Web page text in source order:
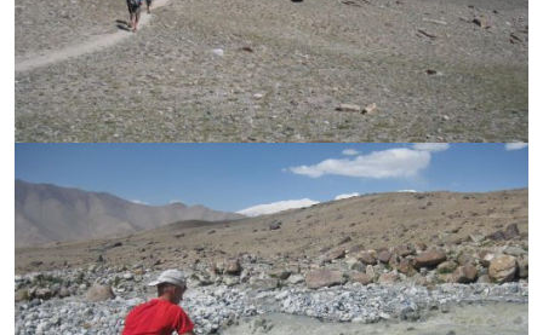
Легкоходные
Альпинистские
Городские
Аксессуары для рюкзаков
Спальные мешки
Пуховые
С синтетическим утеплителем
Аксессуары для спальников
Сумки и баулы
Баулы
Кошельки
Сумки
Гермомешки